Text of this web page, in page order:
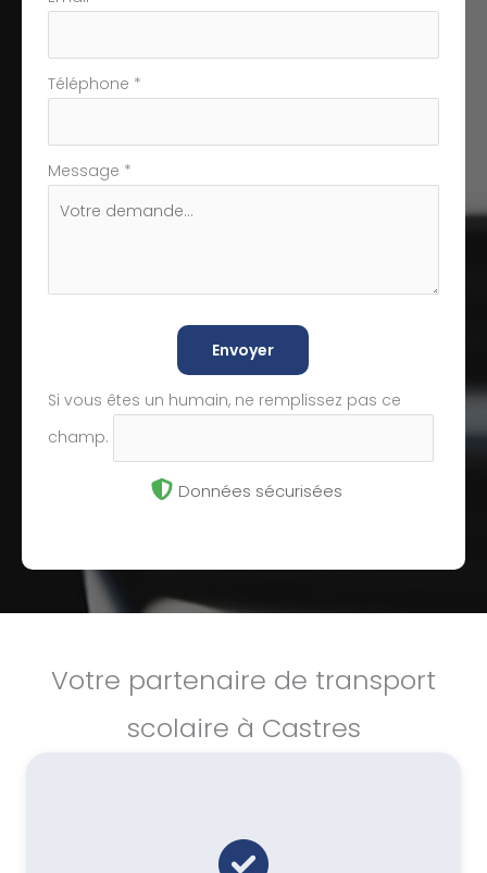
Téléphone *
Message *
Envoyer
Si vous êtes un humain, ne remplissez pas ce
champ.
Données sécurisées
Votre partenaire de transport
scolaire à Castres